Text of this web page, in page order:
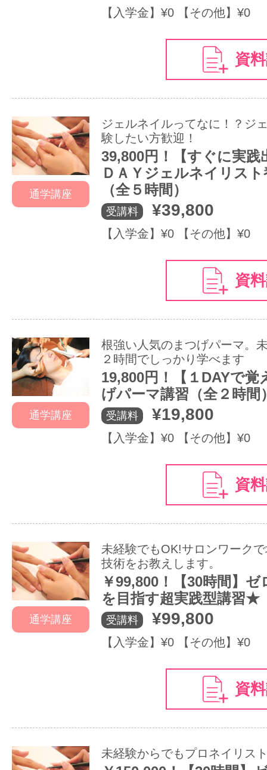
【入学金】¥0 【その他】¥0
資
通学講座
ジェルネイルってなに！？ジ
験したい方歓迎！
39,800円！【すぐに実践
ＤＡＹジェルネイリス
（全５時間）
受講料 ¥39,800
【入学金】¥0 【その他】¥0
資
通学講座
根強い人気のまつげパーマ。
２時間でしっかり学べます
19,800円！【１DAYで
げパーマ講習（全２時間
受講料 ¥19,800
【入学金】¥0 【その他】¥0
資
通学講座
未経験でもOK!サロンワーク
技術をお教えします。
￥99,800！【30時間】
を目指す超実践型講習★
受講料 ¥99,800
【入学金】¥0 【その他】¥0
資
未経験からでもプロネイリス